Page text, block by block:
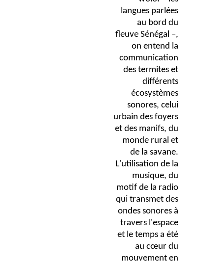
langues parlées
au bord du
fleuve Sénégal –,
on entend la
communication
des termites et
différents
écosystèmes
sonores, celui
urbain des foyers
et des manifs, du
monde rural et
de la savane.
L'utilisation de la
musique, du
motif de la radio
qui transmet des
ondes sonores à
travers l'espace
et le temps a été
au cœur du
mouvement en